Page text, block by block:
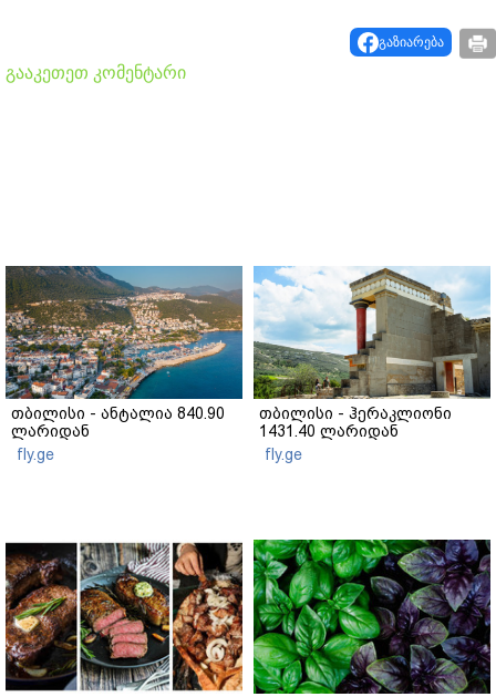
გაზიარება
გააკეთეთ კომენტარი
თბილისი - ანტალია 840.90
ლარიდან
fly.ge
თბილისი - ჰერაკლიონი
1431.40 ლარიდან
fly.ge